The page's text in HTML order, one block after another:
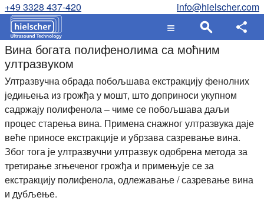
+49 3328 437-420 info@hielscher.com
Вина богата полифенолима са моћним
ултразвуком
Ултразвучна обрада побољшава екстракцију фенолних
једињења из грожђа у мошт, што доприноси укупном
садржају полифенола – чиме се побољшава даљи
процес старења вина. Примена снажног ултразвука даје
веће приносе екстракције и убрзава сазревање вина.
Због тога је ултразвучни ултразвук одобрена метода за
третирање згњеченог грожђа и примењује се за
екстракцију полифенола, одлежавање / сазревање вина
и дубљење.